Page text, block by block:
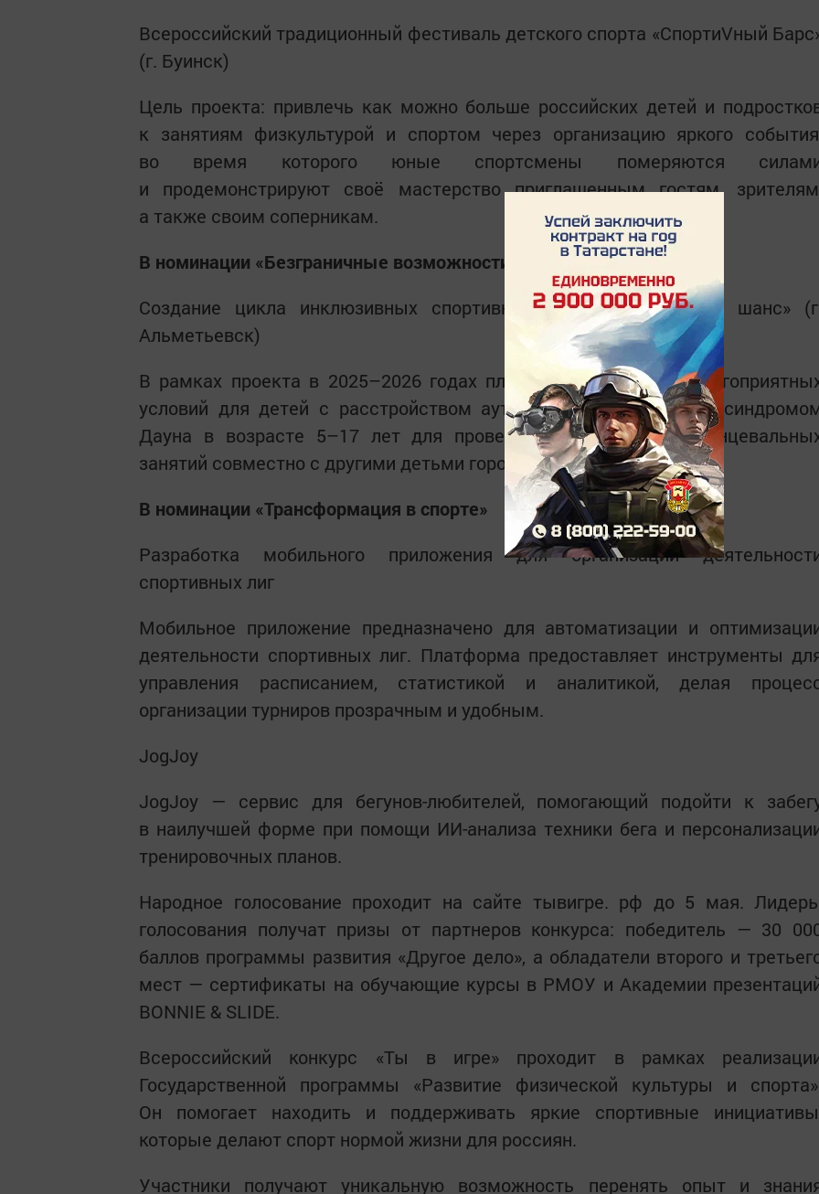
Всероссийский традиционный фестиваль детского спорта «СпортиVный
(г. Буинск)
Цель проекта: привлечь как можно больше российских детей и
к занятиям физкультурой и спортом через организацию яркого
во время которого юные спортсмены померяются
и продемонстрируют своё мастерство приглашенным гостям,
а также своим соперникам.
В номинации «Безграничные возможности»
Создание цикла инклюзивных спортивных мероприятий «Твой шанс»
Альметьевск)
В рамках проекта в 2025–2026 годах планируется создание
условий для детей c расстройством аутистического спектра и
Дауна в возрасте 5–17 лет для проведения развивающих
занятий совместно с другими детьми города Альметьевск.
В номинации «Трансформация в спорте»
Разработка мобильного приложения для организации
спортивных лиг
Мобильное приложение предназначено для автоматизации и
деятельности спортивных лиг. Платформа предоставляет инструменты
управления расписанием, статистикой и аналитикой, делая
организации турниров прозрачным и удобным.
JogJoy
JogJoy — сервис для бегунов-любителей, помогающий подойти к
в наилучшей форме при помощи ИИ-анализа техники бега и
тренировочных планов.
Народное голосование проходит на сайте тывигре. рф до 5 мая.
голосования получат призы от партнеров конкурса: победитель — 30
баллов программы развития «Другое дело», а обладатели второго и
мест — сертификаты на обучающие курсы в РМОУ и Академии
BONNIE & SLIDE.
Всероссийский конкурс «Ты в игре» проходит в рамках
Государственной программы «Развитие физической культуры и
Он помогает находить и поддерживать яркие спортивные
которые делают спорт нормой жизни для россиян.
Участники получают уникальную возможность перенять опыт и